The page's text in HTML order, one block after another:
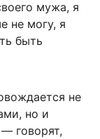
мужа, я
не могу, я
быть
не
но и
говорят,